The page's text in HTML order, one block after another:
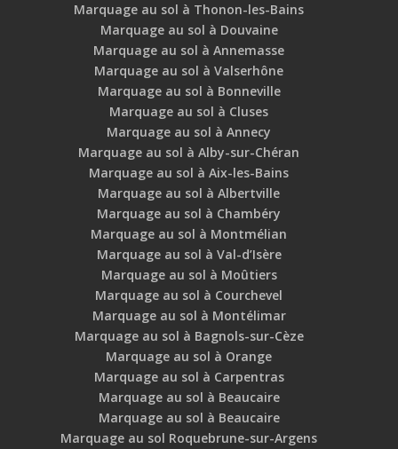
Marquage au sol à Thonon-les-Bains
Marquage au sol à Douvaine
Marquage au sol à Annemasse
Marquage au sol à Valserhône
Marquage au sol à Bonneville
Marquage au sol à Cluses
Marquage au sol à Annecy
Marquage au sol à Alby-sur-Chéran
Marquage au sol à Aix-les-Bains
Marquage au sol à Albertville
Marquage au sol à Chambéry
Marquage au sol à Montmélian
Marquage au sol à Val-d’Isère
Marquage au sol à Moûtiers
Marquage au sol à Courchevel
Marquage au sol à Montélimar
Marquage au sol à Bagnols-sur-Cèze
Marquage au sol à Orange
Marquage au sol à Carpentras
Marquage au sol à Beaucaire
Marquage au sol à Beaucaire
Marquage au sol Roquebrune-sur-Argens